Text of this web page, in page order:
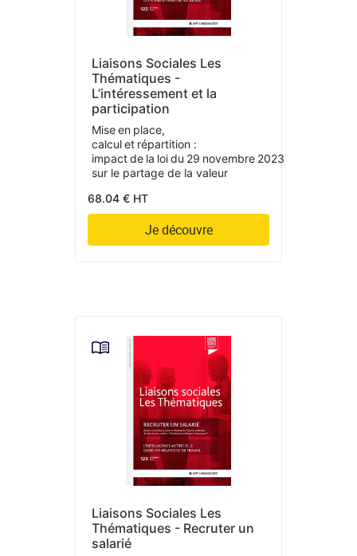
Liaisons Sociales Les
Thématiques -
L’intéressement et la
participation
Mise en place,
calcul et répartition :
impact de la loi du 29 novembre 2023
sur le partage de la valeur
68.04 € HT
Je découvre
Liaisons Sociales Les
Thématiques - Recruter un
salarié